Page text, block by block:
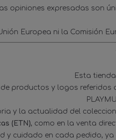
opiniones expresadas son
Europea ni la Comisión
Esta
de productos y logos
y la actualidad del
(ETN), como en la venta
y cuidado en cada pedido,